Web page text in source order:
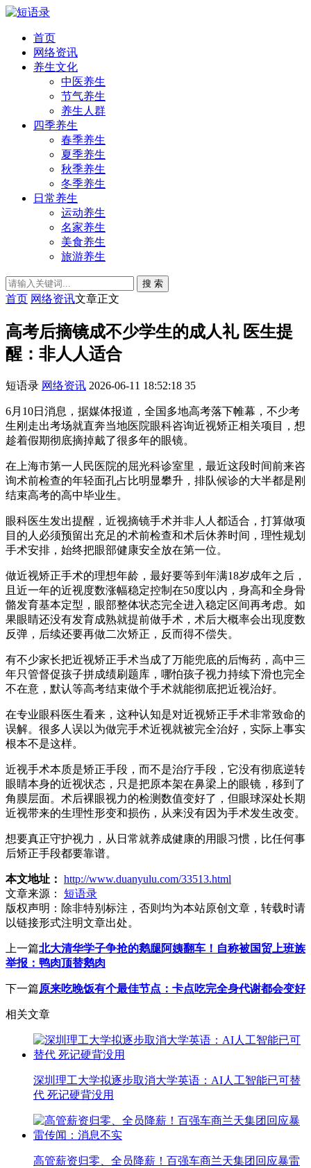
首页
网络资讯
养生文化
中医养生
节气养生
养生人群
四季养生
春季养生
夏季养生
秋季养生
冬季养生
日常养生
运动养生
名家养生
美食养生
旅游养生
搜 索
首页 网络资讯文章正文
高考后摘镜成不少学生的成人礼 医生提
醒：非人人适合
短语录 网络资讯 2026-06-11 18:52:18 35
6月10日消息，据媒体报道，全国多地高考落下帷幕，不少考
生刚走出考场就直奔当地医院眼科咨询近视矫正相关项目，想
趁着假期彻底摘掉戴了很多年的眼镜。
在上海市第一人民医院的屈光科诊室里，最近这段时间前来咨
询术前检查的年轻面孔占比明显攀升，排队候诊的大半都是刚
结束高考的高中毕业生。
眼科医生发出提醒，近视摘镜手术并非人人都适合，打算做项
目的人必须预留出充足的术前检查和术后休养时间，理性规划
手术安排，始终把眼部健康安全放在第一位。
做近视矫正手术的理想年龄，最好要等到年满18岁成年之后，
且近一年的近视度数涨幅稳定控制在50度以内，身高和全身骨
骼发育基本定型，眼部整体状态完全进入稳定区间再考虑。如
果眼睛还没有发育成熟就提前做手术，术后大概率会出现度数
反弹，后续还要再做二次矫正，反而得不偿失。
有不少家长把近视矫正手术当成了万能兜底的后悔药，高中三
年只管督促孩子拼成绩刷题库，哪怕孩子视力持续下滑也完全
不在意，默认等高考结束做个手术就能彻底把近视治好。
在专业眼科医生看来，这种认知是对近视矫正手术非常致命的
误解。很多人误以为做完手术近视就被完全治好，实际上事实
根本不是这样。
近视手术本质是矫正手段，而不是治疗手段，它没有彻底逆转
眼睛本身的近视状态，只是把原本架在鼻梁上的眼镜，移到了
角膜层面。术后裸眼视力的检测数值变好了，但眼球深处长期
近视带来的生理性形变和损伤，从来没有因为手术发生改变。
想要真正守护视力，从日常就养成健康的用眼习惯，比任何事
后矫正手段都要靠谱。
本文地址： http://www.duanyulu.com/33513.html
文章来源：
短语录
版权声明： 除非特别标注，否则均为本站原创文章，转载时请
以链接形式注明文章出处。
上一篇北大清华学子争抢的鹅腿阿姨翻车！自称被国贸上班族
举报：鸭肉顶替鹅肉
下一篇原来吃晚饭有个最佳节点：卡点吃完全身代谢都会变好
相关文章
深圳理工大学拟逐步取消大学英语：AI人工智能已可替
代 死记硬背没用
高管薪资归零、全员降薪！百强车商兰天集团回应暴雷